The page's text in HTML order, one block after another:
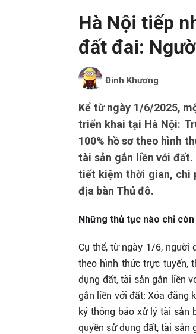
Hà Nội tiếp
đất đai:
Đình Khương
Kể từ ngày 1/6/2025,
triển khai tại Hà Nội:
100% hồ sơ theo hình
tài sản gắn liền với
tiết kiệm thời gian, chi
địa bàn Thủ đô.
Những thủ tục nào chỉ
Cụ thể, từ ngày 1/6, người
theo hình thức trực tuyến,
dụng đất, tài sản gắn liền
gắn liền với đất; Xóa đăng
ký thông báo xử lý tài sản
quyền sử dụng đất, tài sản